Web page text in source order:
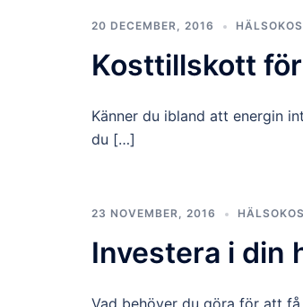
20 DECEMBER, 2016
Kosttillskott
Känner du ibland att energin
du […]
23 NOVEMBER, 2016
Investera i din
Vad behöver du göra för att